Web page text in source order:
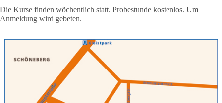
Die Kurse finden wöchentlich statt. Probestunde kostenlos. Um
Anmeldung wird gebeten.